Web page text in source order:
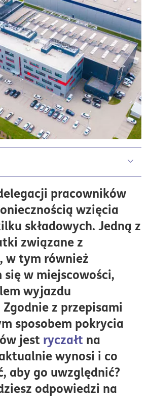
ryczałtu na dojazdy?
a pojazd prywatny
do pracy jest obowiązkowy?
w delegacjach zagranicznych
pracowników
wzięcia
składowych. Jedną z
związane z
w tym również
się w miejscowości,
wyjazdu
Zgodnie z przepisami
sposobem pokrycia
jest ryczałt na
wynosi i co
aby go uwzględnić?
odpowiedzi na